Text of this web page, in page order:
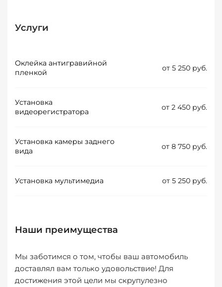
Услуги
Оклейка антигравийной
пленкой
от 5 250 руб.
Установка
видеорегистратора
от 2 450 руб.
Установка камеры заднего
вида
от 8 750 руб.
Установка мультимедиа от 5 250 руб.
Наши преимущества
Мы заботимся о том, чтобы ваш автомобиль
доставлял вам только удовольствие! Для
достижения этой цели мы скрупулезно